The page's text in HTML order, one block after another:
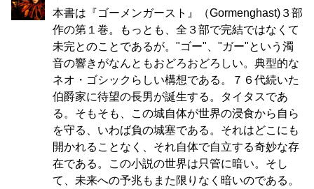
本書は『ゴーメンガースト』（Gormenghast)３部
作の第１巻。もっとも、全３部で完結ではなくて
未完とのことであるが。"ゴー"、"ガー"という濁
音の響きがなんともおどろおどろしい。典型的な
ネオ・ゴシックらしい構想である。７６代続いた
伯爵家に待望の長男が誕生する。タイタスであ
る。そもそも、この城自体が世界の浸食から自ら
を守る、いわば負の城塞である。それはどこにも
開かれることなく、それ自体で自立する奇妙な存
在である。この小説の世界は只管に暗い。そし
て、未来への予兆もまた限りなく暗いのである。